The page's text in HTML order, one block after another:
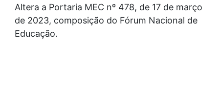
Altera a Portaria MEC nº 478, de 17 de março
de 2023, composição do Fórum Nacional de
Educação.